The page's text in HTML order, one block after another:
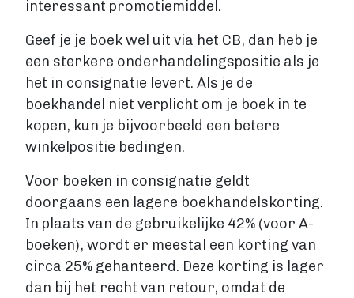
Contact
Account maken
interessant promotiemiddel.
Geef je je boek wel uit via het CB, dan heb je
een sterkere onderhandelingspositie als je
het in consignatie levert. Als je de
boekhandel niet verplicht om je boek in te
kopen, kun je bijvoorbeeld een betere
winkelpositie bedingen.
Voor boeken in consignatie geldt
doorgaans een lagere boekhandelskorting.
In plaats van de gebruikelijke 42% (voor A-
boeken), wordt er meestal een korting van
circa 25% gehanteerd. Deze korting is lager
dan bij het recht van retour, omdat de